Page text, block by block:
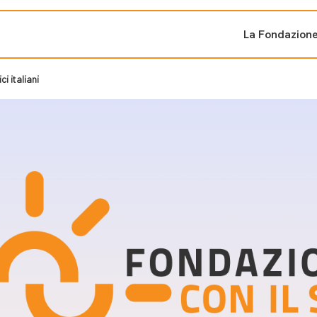
La Fondazione
italiani
sostenuti
un progetto
dal Sud
Bandi e
Eventi Press tour